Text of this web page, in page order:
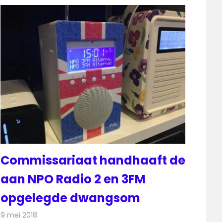
Commissariaat handhaaft de
aan NPO Radio 2 en 3FM
opgelegde dwangsom
9 mei 2018